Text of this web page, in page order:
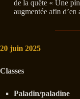
de la quête « Une
augmentée afin
20 juin 2025
Classes
Paladin/paladine